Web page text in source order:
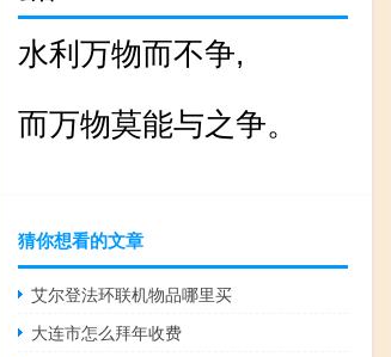
水利万物而不争,
而万物莫能与之争。
猜你想看的文章
艾尔登法环联机物品哪里买
大连市怎么拜年收费